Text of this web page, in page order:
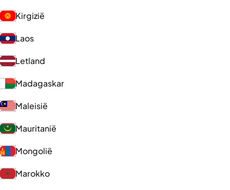
Kirgizië
Laos
Letland
Madagaskar
Maleisië
Mauritanië
Mongolië
Marokko